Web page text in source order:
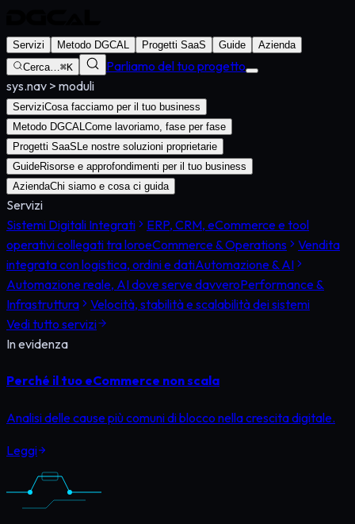
Servizi Metodo DGCAL Progetti SaaS Guide
Azienda
Cerca…⌘K
Parliamo del tuo progetto
sys.nav > moduli
ServiziCosa facciamo per il tuo business
Metodo DGCALCome lavoriamo, fase per fase
Progetti SaaS Le nostre soluzioni proprietarie
GuideRisorse e approfondimenti per il tuo business
AziendaChi siamo e cosa ci guida
Servizi
Sistemi Digitali Integrati
ERP, CRM, eCommerce e tool
operativi collegati tra loroeCommerce & Operations
Vendita
integrata con logistica, ordini e datiAutomazione & AI
Automazione reale, AI dove serve davveroPerformance &
Infrastruttura
Velocità, stabilità e scalabilità dei sistemi
Vedi tutto servizi
In evidenza
Perché il tuo eCommerce non scala
Analisi delle cause più comuni di blocco nella crescita digitale.
Leggi